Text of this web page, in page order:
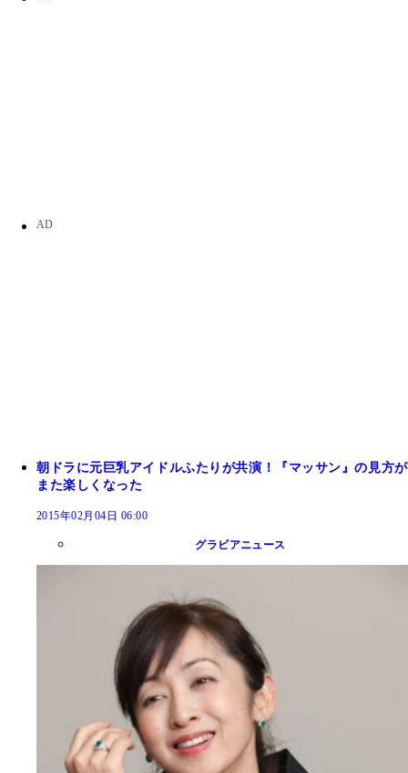
朝ドラに元巨乳アイドルふたりが共演！『マッサン』の見方が
また楽しくなった
2015年02月04日 06:00
グラビアニュース